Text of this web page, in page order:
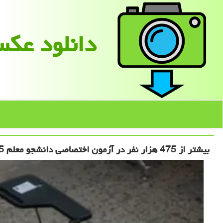
دانلود
بیشتر از 475 هزار نفر در آزمون اختصاصی دانشجو معلم 1405 ثبت نام کردند